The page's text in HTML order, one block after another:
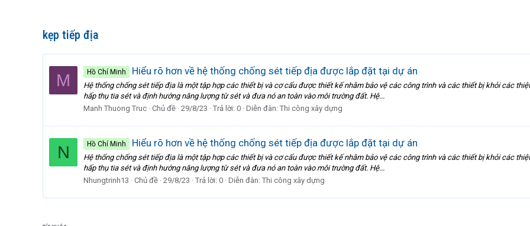
kẹp tiếp địa
M Hồ Chí Minh Hiểu rõ hơn về hệ thống chống sét tiếp địa được lắp đặt tại dự án
Hệ thống chống sét tiếp địa là một tập hợp các thiết bị và cơ cấu được thiết kế nhằm bảo vệ các công trình và các thiết bị khỏi các
hấp thụ tia sét và định hướng năng lượng từ sét và đưa nó an toàn vào môi trường đất. Hệ...
Manh Thuong Truc Chủ đề 29/8/23 Trả lời: 0 Diễn đàn: Thi công xây dựng
N Hồ Chí Minh Hiểu rõ hơn về hệ thống chống sét tiếp địa được lắp đặt tại dự án
Hệ thống chống sét tiếp địa là một tập hợp các thiết bị và cơ cấu được thiết kế nhằm bảo vệ các công trình và các thiết bị khỏi các
hấp thụ tia sét và định hướng năng lượng từ sét và đưa nó an toàn vào môi trường đất. Hệ...
Nhungtrinh13
Chủ đề 29/8/23 Trả lời: 0 Diễn đàn: Thi công xây dựng